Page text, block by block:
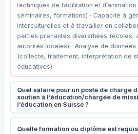
techniques de facilitation et
séminaires, formations) · Capacité à
interculturelles et à travailler en
parties prenantes diversifiées (écoles,
autorités locales) · Analyse de
(collecte, traitement, interprétation de
éducatives)
Quel salaire pour un poste de chargé
soutien à l’éducation/chargée de
l’éducation en Suisse ?
Quelle formation ou diplôme est